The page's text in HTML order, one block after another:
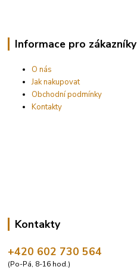
Informace pro zákazníky
O nás
Jak nakupovat
Obchodní podmínky
Kontakty
Kontakty
+420 602 730 564
(Po-Pá, 8-16 hod.)